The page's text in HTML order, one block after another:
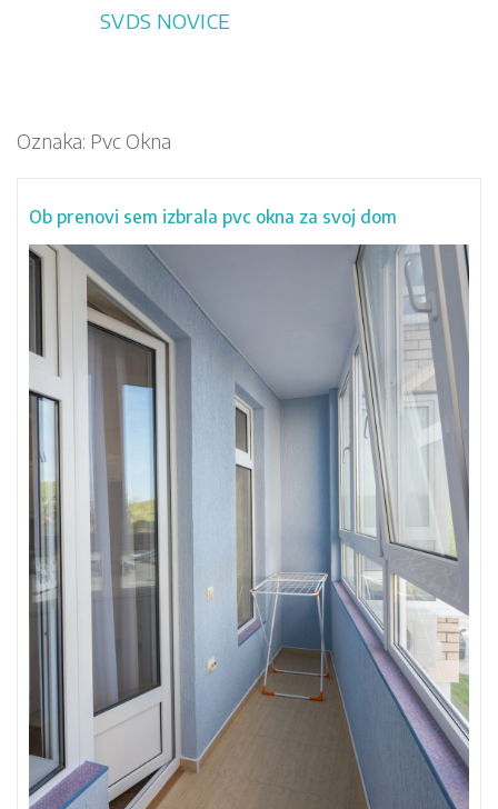
SVDS NOVICE
Oznaka: Pvc Okna
Ob prenovi sem izbrala pvc okna za svoj dom